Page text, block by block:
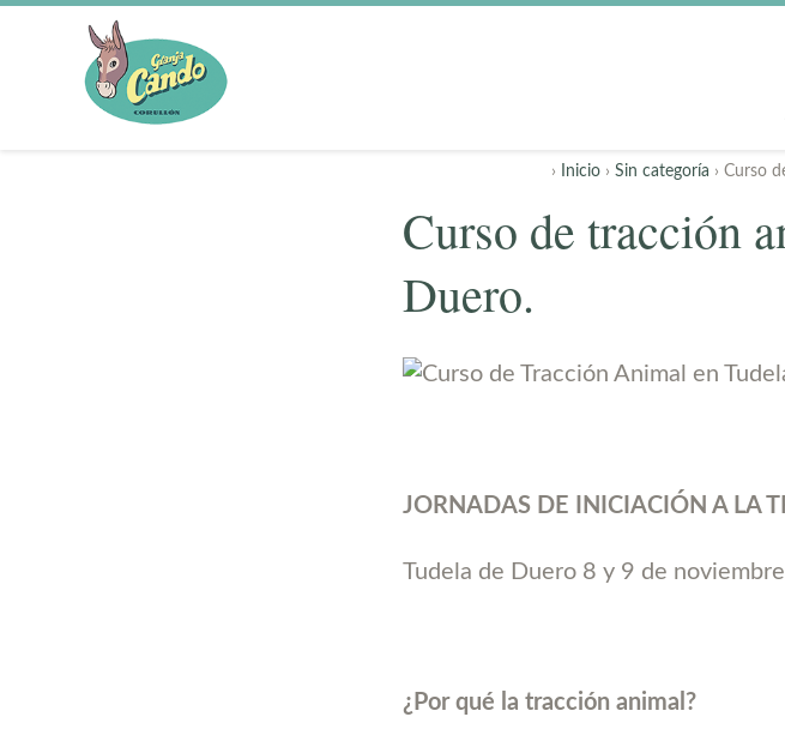
› Inicio › Sin categoría › Curso
Curso de tracción
Duero.
JORNADAS DE INICIACIÓN A LA
Tudela de Duero 8 y 9 de noviembre
¿Por qué la tracción animal?